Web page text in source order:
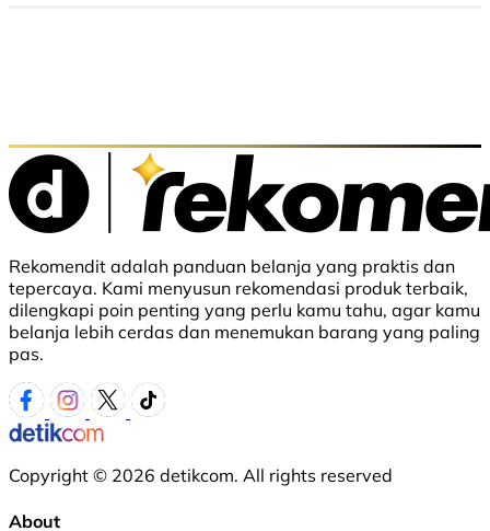
Rekomendit adalah panduan belanja yang praktis dan
tepercaya. Kami menyusun rekomendasi produk terbaik,
dilengkapi poin penting yang perlu kamu tahu, agar kamu
belanja lebih cerdas dan menemukan barang yang paling
pas.
Copyright © 2026 detikcom. All rights reserved
About